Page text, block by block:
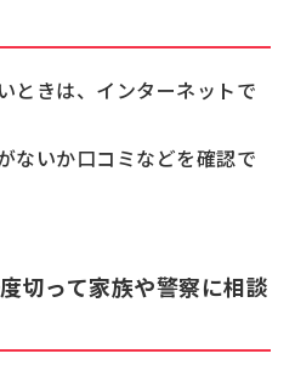
ときは、インターネットで
ないか口コミなどを確認で
切って家族や警察に相談